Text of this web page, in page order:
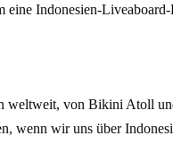
Indonesien-
weltweit, von Bikini Atoll
wenn wir uns über